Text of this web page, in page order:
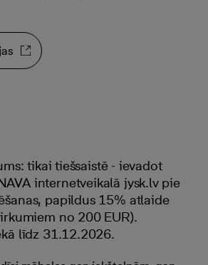
tikai tiešsaistē - ievadot
internetveikalā jysk.lv pie
papildus 15% atlaide
no 200 EUR).
līdz 31.12.2026.